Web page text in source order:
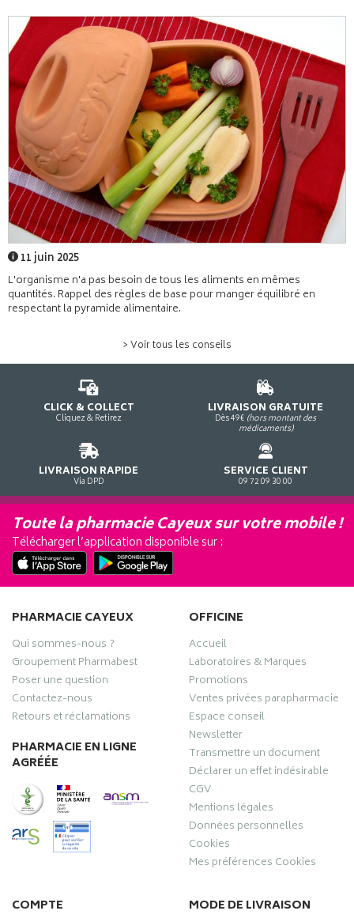
11 juin 2025
L'organisme n'a pas besoin de tous les aliments en mêmes
quantités. Rappel des règles de base pour manger équilibré en
respectant la pyramide alimentaire.
> Voir tous les conseils
CLICK & COLLECT
Cliquez & Retirez
LIVRAISON GRATUITE
Dès 49€ (hors montant des
médicaments)
LIVRAISON RAPIDE
Via DPD
SERVICE CLIENT
09 72 09 30 00
Toute la pharmacie Cayeux sur votre mobile !
Télécharger l’application disponible sur :
PHARMACIE CAYEUX
Qui sommes-nous ?
Groupement Pharmabest
Poser une question
Contactez-nous
Retours et réclamations
PHARMACIE EN LIGNE
AGRÉÉE
OFFICINE
Accueil
Laboratoires & Marques
Promotions
Ventes privées parapharmacie
Espace conseil
Newsletter
Transmettre un document
Déclarer un effet indésirable
CGV
Mentions légales
Données personnelles
Cookies
Mes préférences Cookies
COMPTE MODE DE LIVRAISON